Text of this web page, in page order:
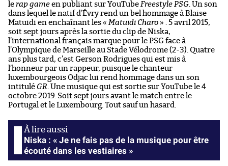
le rap game en publiant sur YouTube Freestyle PSG. Un son
dans lequel le natif d’Évry rend un bel hommage à Blaise
Matuidi en enchaînant les « Matuidi Charo » . 5 avril 2015,
soit sept jours après la sortie du clip de Niska,
l’international français marque pour le PSG face à
l’Olympique de Marseille au Stade Vélodrome (2-3). Quatre
ans plus tard, c’est Gerson Rodrigues qui est mis à
l’honneur par un rappeur, puisque le chanteur
luxembourgeois Odjac lui rend hommage dans un son
intitulé GR. Une musique qui est sortie sur YouTube le 4
octobre 2019. Soit sept jours avant le match entre le
Portugal et le Luxembourg. Tout sauf un hasard.
Niska : « Je ne fais pas de la musique pour être
écouté dans les vestiaires »